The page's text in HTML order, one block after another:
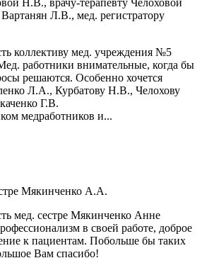
Н.В., врачу-терапевту Челоховой
Л.В., мед. регистратору
коллективу мед. учреждения №5
работники внимательные, когда бы
решаются. Особенно хочется
Л.А., Курбатову Н.В., Челохову
Г.В.
медработников и...
Мякинченко А.А.
мед. сестре Мякинченко Анне
в своей работе, доброе
к пациентам. Побольше бы таких
Вам спасибо!